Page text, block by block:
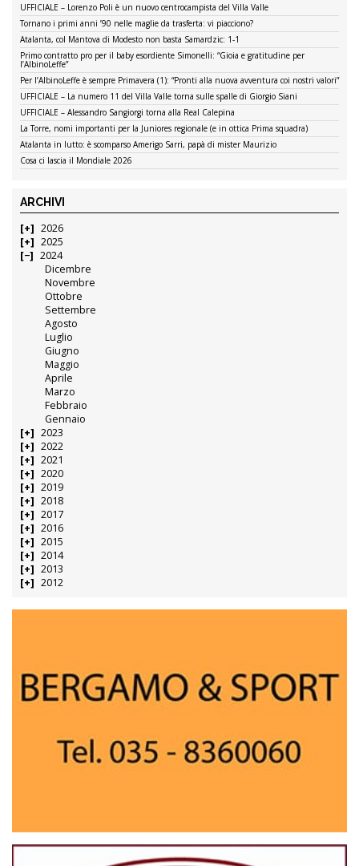
UFFICIALE – Lorenzo Poli è un nuovo centrocampista del Villa Valle
Tornano i primi anni ’90 nelle maglie da trasferta: vi piacciono?
Atalanta, col Mantova di Modesto non basta Samardzic: 1-1
Primo contratto pro per il baby esordiente Simonelli: “Gioia e gratitudine per
l’AlbinoLeffe”
Per l’AlbinoLeffe è sempre Primavera (1): “Pronti alla nuova avventura coi nostri valori”
UFFICIALE – La numero 11 del Villa Valle torna sulle spalle di Giorgio Siani
UFFICIALE – Alessandro Sangiorgi torna alla Real Calepina
La Torre, nomi importanti per la Juniores regionale (e in ottica Prima squadra)
Atalanta in lutto: è scomparso Amerigo Sarri, papà di mister Maurizio
Cosa ci lascia il Mondiale 2026
ARCHIVI
2026
2025
2024
Dicembre
Novembre
Ottobre
Settembre
Agosto
Luglio
Giugno
Maggio
Aprile
Marzo
Febbraio
Gennaio
2023
2022
2021
2020
2019
2018
2017
2016
2015
2014
2013
2012